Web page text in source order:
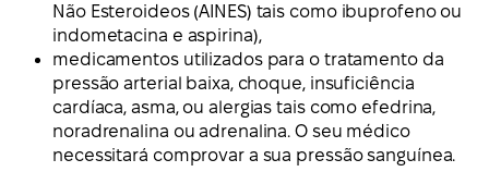
Não Esteroideos (AINES) tais como ibuprofeno ou
indometacina e aspirina),
medicamentos utilizados para o tratamento da
pressão arterial baixa, choque, insuficiência
cardíaca, asma, ou alergias tais como efedrina,
noradrenalina ou adrenalina. O seu médico
necessitará comprovar a sua pressão sanguínea.